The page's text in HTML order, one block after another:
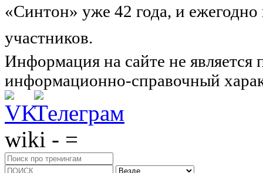
«Синтон» уже 42 года, и
участников.
Информация на сайте не
информационно-справочный
wiki - =